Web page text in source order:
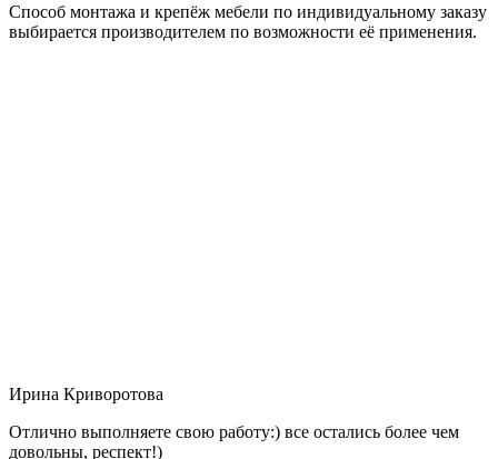
Способ монтажа и крепёж мебели по индивидуальному заказу
выбирается производителем по возможности её применения.
Ирина Криворотова
Отлично выполняете свою работу:) все остались более чем
довольны, респект!)